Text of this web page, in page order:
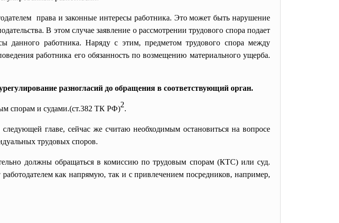
права и законные интересы работника. Это может быть нарушение
В этом случае заявление о рассмотрении трудового спора подает
данного работника. Наряду с этим, предметом трудового спора между
работника его обязанность по возмещению материального ущерба.
разногласий до обращения в соответствующий орган.
спорам и судами.(ст.382 ТК РФ)2.
главе, сейчас же считаю необходимым остановиться на вопросе
трудовых споров.
должны обращаться в комиссию по трудовым спорам (КТС) или суд.
как напрямую, так и с привлечением посредников, например,